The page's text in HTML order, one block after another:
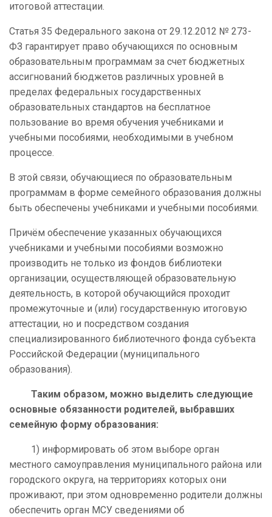
итоговой аттестации.
Статья 35 Федерального закона от 29.12.2012 № 273-
ФЗ гарантирует право обучающихся по основным
образовательным программам за счет бюджетных
ассигнований бюджетов различных уровней в
пределах федеральных государственных
образовательных стандартов на бесплатное
пользование во время обучения учебниками и
учебными пособиями, необходимыми в учебном
процессе.
В этой связи, обучающиеся по образовательным
программам в форме семейного образования должны
быть обеспечены учебниками и учебными пособиями.
Причём обеспечение указанных обучающихся
учебниками и учебными пособиями возможно
производить не только из фондов библиотеки
организации, осуществляющей образовательную
деятельность, в которой обучающийся проходит
промежуточные и (или) государственную итоговую
аттестации, но и посредством создания
специализированного библиотечного фонда субъекта
Российской Федерации (муниципального
образования).
Таким образом, можно выделить следующие
основные обязанности родителей, выбравших
семейную форму образования:
1) информировать об этом выборе орган
местного самоуправления муниципального района или
городского округа, на территориях которых они
проживают, при этом одновременно родители должны
обеспечить орган МСУ сведениями об